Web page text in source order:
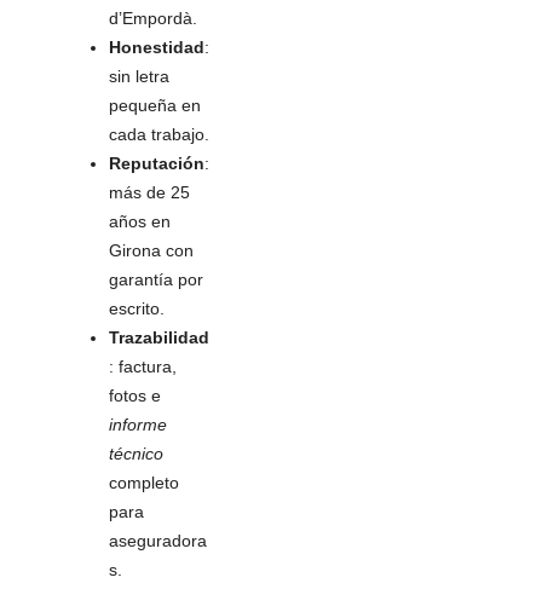
d’Empordà.
Honestidad:
sin letra
pequeña en
cada trabajo.
Reputación:
más de 25
años en
Girona con
garantía por
escrito.
Trazabilidad
: factura,
fotos e
informe
técnico
completo
para
aseguradora
s.